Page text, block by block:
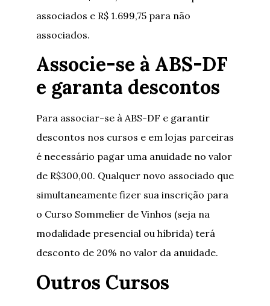
associados e R$ 1.699,75 para não
associados.
Associe-se à ABS-DF
e garanta descontos
Para associar-se à ABS-DF e garantir
descontos nos cursos e em lojas parceiras
é necessário pagar uma anuidade no valor
de R$300,00. Qualquer novo associado que
simultaneamente fizer sua inscrição para
o Curso Sommelier de Vinhos (seja na
modalidade presencial ou híbrida) terá
desconto de 20% no valor da anuidade.
Outros Cursos